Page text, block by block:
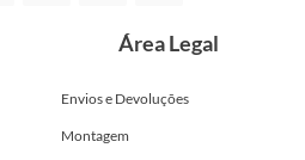
Área Legal
Envios e Devoluções
Montagem